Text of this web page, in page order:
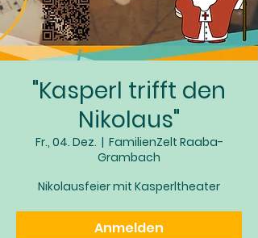
"Kasperl trifft den
Nikolaus"
Fr., 04. Dez.
  |
FamilienZelt Raaba-
Grambach
Nikolausfeier mit Kasperltheater
Anmelden